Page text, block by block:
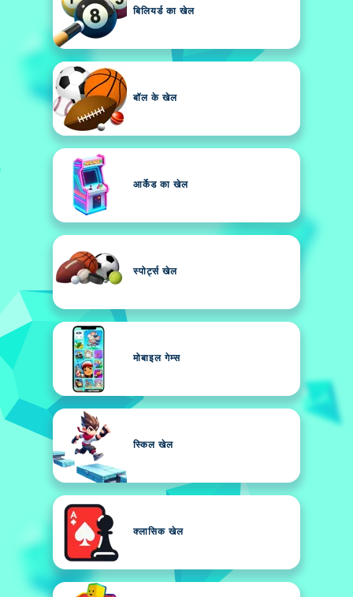
बिलियर्ड का खेल
बॉल के खेल
आर्केड का खेल
स्पोर्ट्स खेल
मोबाइल गेम्स
स्किल खेल
क्लासिक खेल